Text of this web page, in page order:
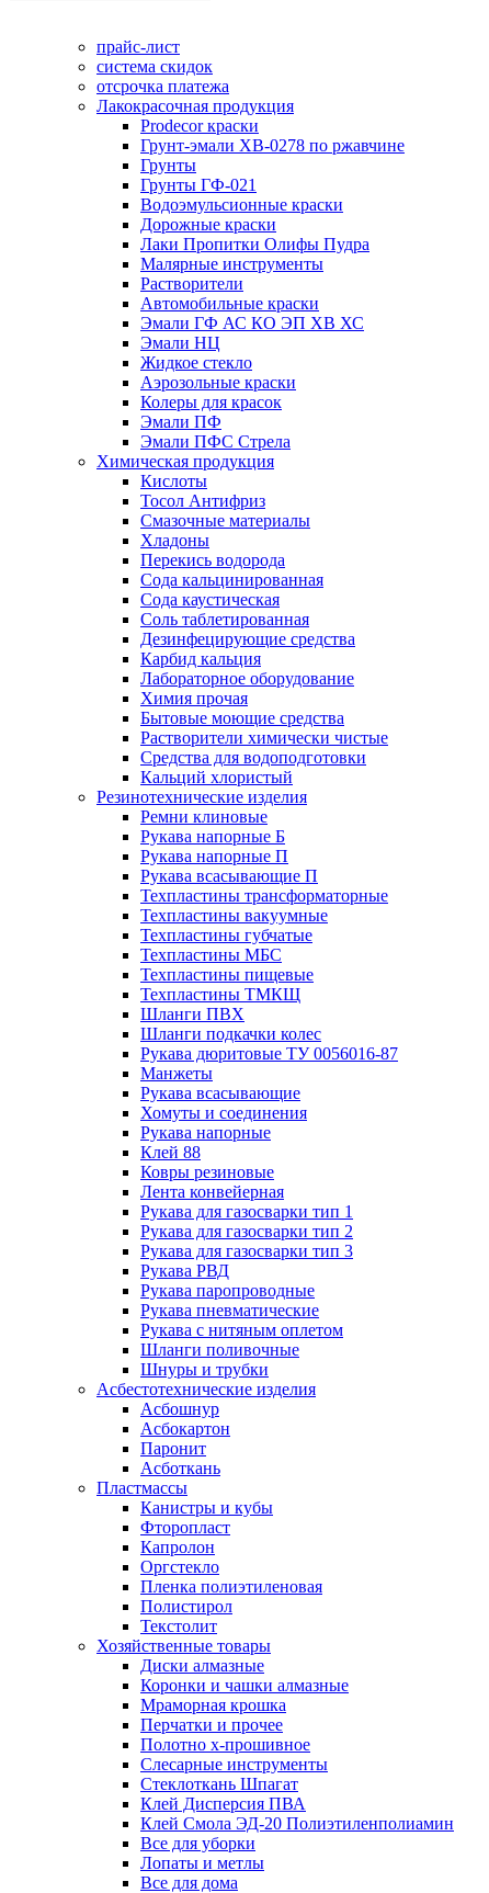
прайс-лист
система скидок
отсрочка платежа
Лакокрасочная продукция
Prodecor краски
Грунт-эмали ХВ-0278 по ржавчине
Грунты
Грунты ГФ-021
Водоэмульсионные краски
Дорожные краски
Лаки Пропитки Олифы Пудра
Малярные инструменты
Растворители
Автомобильные краски
Эмали ГФ АС КО ЭП ХВ ХС
Эмали НЦ
Жидкое стекло
Аэрозольные краски
Колеры для красок
Эмали ПФ
Эмали ПФС Стрела
Химическая продукция
Кислоты
Тосол Антифриз
Смазочные материалы
Хладоны
Перекись водорода
Сода кальцинированная
Сода каустическая
Соль таблетированная
Дезинфецирующие средства
Карбид кальция
Лабораторное оборудование
Химия прочая
Бытовые моющие средства
Растворители химически чистые
Средства для водоподготовки
Кальций хлористый
Резинотехнические изделия
Ремни клиновые
Рукава напорные Б
Рукава напорные П
Рукава всасывающие П
Техпластины трансформаторные
Техпластины вакуумные
Техпластины губчатые
Техпластины МБС
Техпластины пищевые
Техпластины ТМКЩ
Шланги ПВХ
Шланги подкачки колес
Рукава дюритовые ТУ 0056016-87
Манжеты
Рукава всасывающие
Хомуты и соединения
Рукава напорные
Клей 88
Ковры резиновые
Лента конвейерная
Рукава для газосварки тип 1
Рукава для газосварки тип 2
Рукава для газосварки тип 3
Рукава РВД
Рукава паропроводные
Рукава пневматические
Рукава с нитяным оплетом
Шланги поливочные
Шнуры и трубки
Асбестотехнические изделия
Асбошнур
Асбокартон
Паронит
Асботкань
Пластмассы
Канистры и кубы
Фторопласт
Капролон
Оргстекло
Пленка полиэтиленовая
Полистирол
Текстолит
Хозяйственные товары
Диски алмазные
Коронки и чашки алмазные
Мраморная крошка
Перчатки и прочее
Полотно х-прошивное
Слесарные инструменты
Стеклоткань Шпагат
Клей Дисперсия ПВА
Клей Смола ЭД-20 Полиэтиленполиамин
Все для уборки
Лопаты и метлы
Все для дома